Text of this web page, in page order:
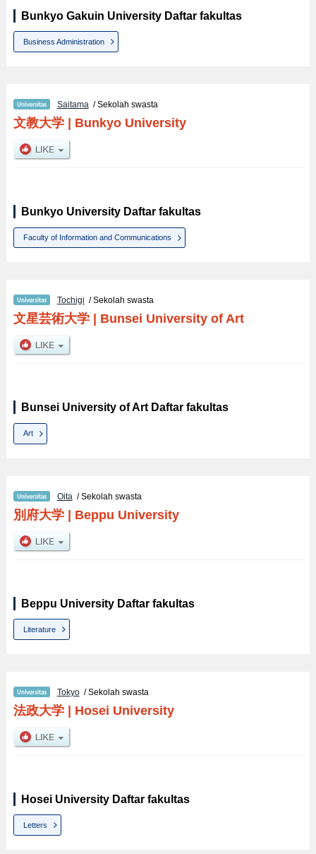
Bunkyo Gakuin University Daftar fakultas
Business Administration
Saitama/ Sekolah swasta
文教大学| Bunkyo University
Bunkyo University Daftar fakultas
Faculty of Information and Communications
Tochigi / Sekolah swasta
文星芸術大学| Bunsei University of Art
Bunsei University of Art Daftar fakultas
Art
Oita / Sekolah swasta
別府大学| Beppu University
Beppu University Daftar fakultas
Literature
Tokyo/ Sekolah swasta
法政大学| Hosei University
Hosei University Daftar fakultas
Letters